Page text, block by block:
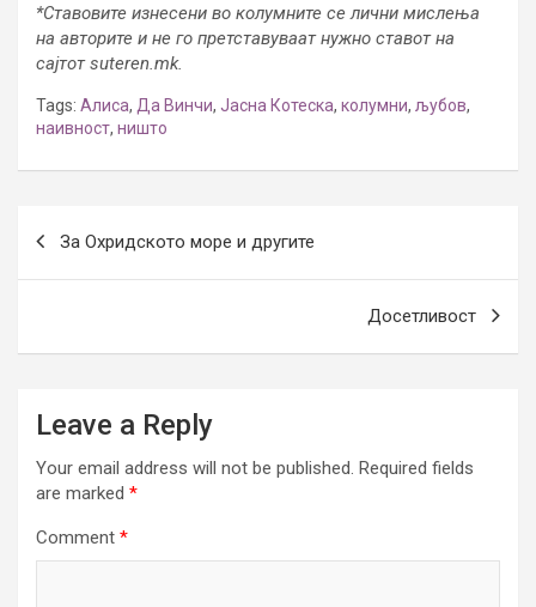
*Ставовите изнесени во колумните се лични мислења
на авторите и не го претставуваат нужно ставот на
сајтот suteren.mk.
Tags: Алиса, Да Винчи, Јасна Котеска, колумни, љубов,
наивност, ништо
navigation
За Охридското море и другите
Досетливост
Leave a Reply
Your email address will not be published. Required fields
are marked *
Comment *